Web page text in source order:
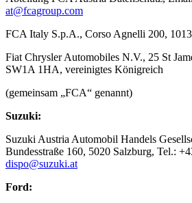
at@fcagroup.com
FCA Italy S.p.A., Corso Agnelli 200,
Fiat Chrysler Automobiles N.V., 25 St
SW1A 1HA, vereinigtes Königreich
(gemeinsam „FCA“ genannt)
Suzuki:
Suzuki Austria Automobil Handels
Bundesstraße 160, 5020 Salzburg, Tel.:
dispo@suzuki.at
Ford: